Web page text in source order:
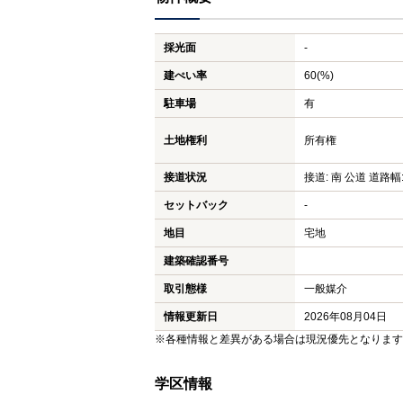
採光面 -
建ぺい率 60(%)
駐車場 有
土地権利 所有権
接道状況 接道: 南 公道 道路
セットバック -
地目 宅地
建築確認番号
取引態様 一般媒介
情報更新日
2026年08月04日
※各種情報と差異がある場合は現況優先となります
学区情報